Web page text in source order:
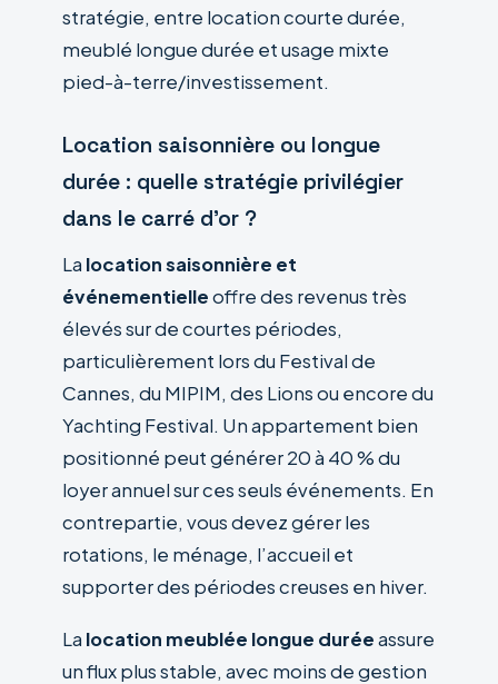
stratégie, entre location courte durée,
meublé longue durée et usage mixte
pied-à-terre/investissement.
Location saisonnière ou longue
durée : quelle stratégie privilégier
dans le carré d’or ?
La location saisonnière et
événementielleoffre des revenus très
élevés sur de courtes périodes,
particulièrement lors du Festival de
Cannes, du MIPIM, des Lions ou encore du
Yachting Festival. Un appartement bien
positionné peut générer 20 à 40 % du
loyer annuel sur ces seuls événements. En
contrepartie, vous devez gérer les
rotations, le ménage, l’accueil et
supporter des périodes creuses en hiver.
La location meublée longue duréeassure
un flux plus stable, avec moins de gestion